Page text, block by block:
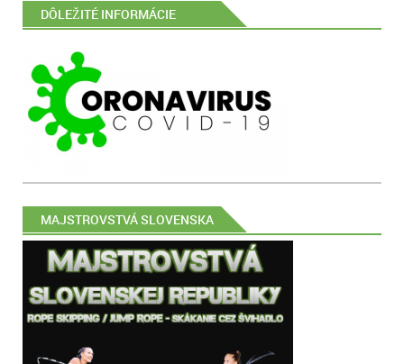
DÔLEŽITÉ INFORMÁCIE
MAJSTROVSTVÁ SLOVENSKA